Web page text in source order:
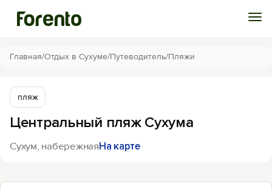
Войти
Избранное
История просмотра
Главная/Отдых в Сухуме/Путеводитель/Пляжи
пляж
Центральный пляж Сухума
Сухум, набережнаяНа карте